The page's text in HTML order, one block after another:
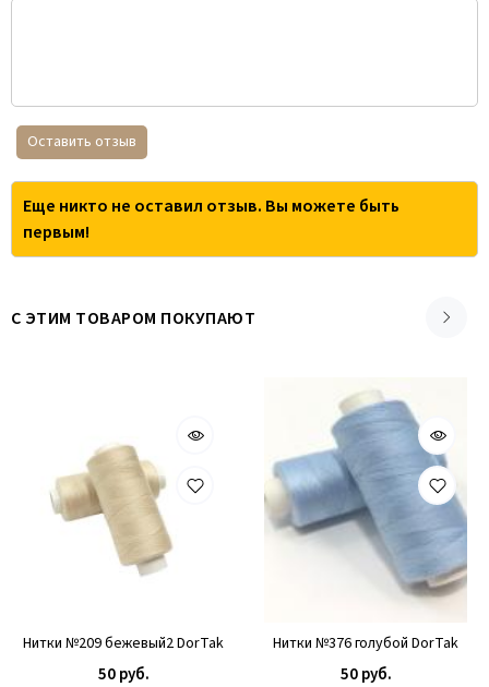
Оставить отзыв
Еще никто не оставил отзыв. Вы можете быть
первым!
С ЭТИМ ТОВАРОМ ПОКУПАЮТ
Нитки №209 бежевый2 DorTak
50 руб.
Нитки №376 голубой DorTak
50 руб.